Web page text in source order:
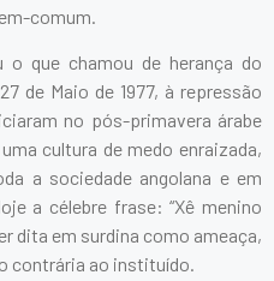
comum.
o que chamou de herança do
de Maio de 1977, à repressão
no pós-primavera árabe
cultura de medo enraizada,
a sociedade angolana e em
a célebre frase: “Xê menino
dita em surdina como ameaça,
contrária ao instituído.